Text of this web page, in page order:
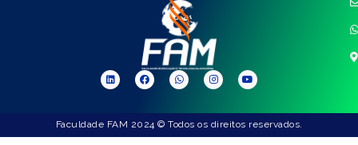
Faculdade FAM 2024 © Todos os direitos reservados.